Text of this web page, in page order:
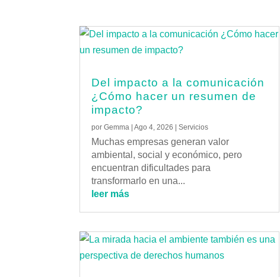
Del impacto a la comunicación
¿Cómo hacer un resumen de
impacto?
porGemma |Ago 4, 2026 |Servicios
Muchas empresas generan valor
ambiental, social y económico, pero
encuentran dificultades para
transformarlo en una...
leer más